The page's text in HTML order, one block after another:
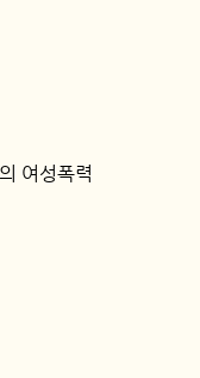
여성폭력